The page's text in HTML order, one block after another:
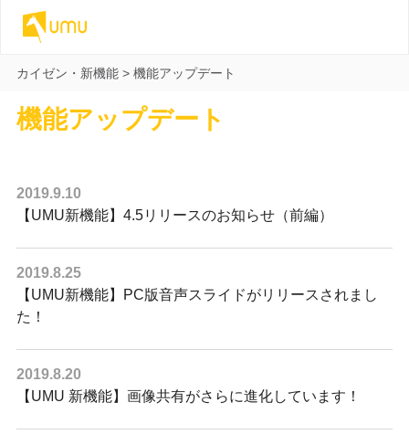
カイゼン・新機能> 機能アップデート
機能アップデート
2019.9.10
【UMU新機能】4.5リリースのお知らせ（前編）
2019.8.25
【UMU新機能】PC版音声スライドがリリースされまし
た！
2019.8.20
【UMU 新機能】画像共有がさらに進化しています！